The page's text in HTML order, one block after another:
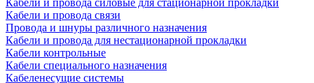
Кабели и провода силовые для стационарной прокладки
Кабели и провода связи
Провода и шнуры различного назначения
Кабели и провода для нестационарной прокладки
Кабели контрольные
Кабели специального назначения
Кабеленесущие системы